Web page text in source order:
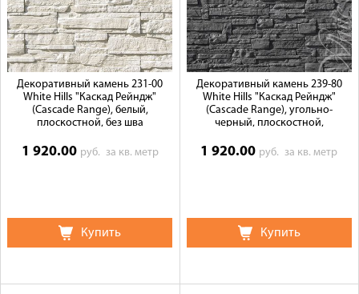
Галерея объектов
Контакты
Декоративный камень 231-00
White Hills "Каскад Рейндж"
(Cascade Range), белый,
плоскостной, без шва
1 920.00 руб. за кв. метр
Купить
Декоративный камень 239-80
White Hills "Каскад Рейндж"
(Cascade Range), угольно-
черный, плоскостной,
1 920.00 руб.за кв. метр
Купить